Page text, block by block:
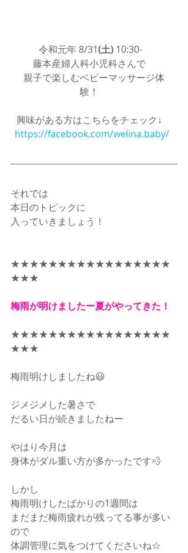
令和元年 8/31(土) 10:30-
藤本産婦人科小児科さんで
親子で楽しむベビーマッサージ体
験！
興味がある方はこちらをチェック↓
https://facebook.com/welina.baby/
それでは
本日のトピックに
入っていきましょう！
★★★★★★★★★★★★★★★★★
★★★
梅雨が明けましたー夏がやってきた！
★★★★★★★★★★★★★★★★★
★★★
梅雨明けしましたね😃
ジメジメした暑さで
だるい日が続きましたねー
やはり今月は
身体がダル重い方が多かったです💨
しかし
梅雨明けしたばかりの1週間は
まだまだ梅雨疲れが残ってる事が多い
ので
体調管理に気をつけてくださいね☆